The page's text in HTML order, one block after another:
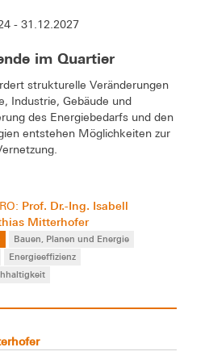
- 31.12.2027
im Quartier
strukturelle Veränderungen
Industrie, Gebäude und
des Energiebedarfs und den
entstehen Möglichkeiten zur
Prof. Dr.-Ing. Isabell
Mitterhofer
Bauen, Planen und Energie
Energieeffizienz